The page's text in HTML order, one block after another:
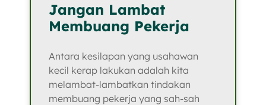
Jangan Lambat
Membuang Pekerja
Antara kesilapan yang usahawan
kecil kerap lakukan adalah kita
melambat-lambatkan tindakan
membuang pekerja yang sah-sah